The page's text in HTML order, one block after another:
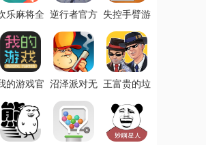
乐麻将全
红中玩法
逆行者官方 失控手臂游
的游戏官
沼泽派对无 王富贵的垃
版